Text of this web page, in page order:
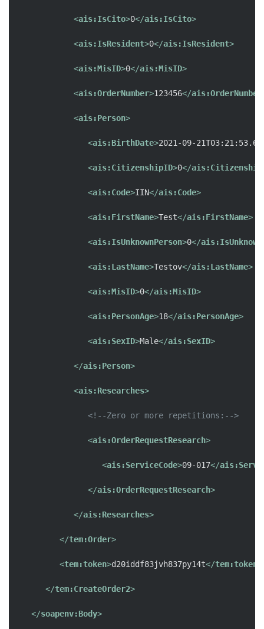
<ais:IsCito>0</ais:IsCito>
<ais:IsResident>0</ais:IsResident>
<ais:MisID>0</ais:MisID>
<ais:OrderNumber>123456</ais:OrderNumber
<ais:Person>
<ais:BirthDate>2021-09-
<ais:CitizenshipID>0</
<ais:Code>IIN</ais:Code>
<ais:FirstName>Test</ais:FirstName>
<ais:IsUnknownPerson>0</
<ais:LastName>Testov</ais:LastName>
<ais:MisID>0</ais:MisID>
<ais:PersonAge>18</ais:PersonAge>
<ais:SexID>Male</ais:SexID>
</ais:Person>
<ais:Researches>
<!--Zero or more repetitions:-->
<ais:OrderRequestResearch>
<ais:ServiceCode>09-017</
</ais:OrderRequestResearch>
</ais:Researches>
</tem:Order>
<tem:token>d20iddf83jvh837py14t</tem:token
</tem:CreateOrder2>
</soapenv:Body>